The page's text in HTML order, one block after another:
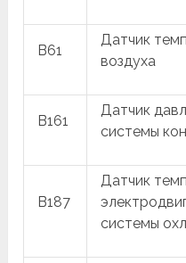
B61
Датчик
воздуха
B161
Датчик
системы
B187
Датчик
системы